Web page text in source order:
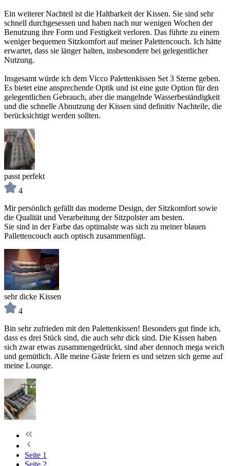
Ein weiterer Nachteil ist die Haltbarkeit der Kissen. Sie sind sehr
schnell durchgesessen und haben nach nur wenigen Wochen der
Benutzung ihre Form und Festigkeit verloren. Das führte zu einem
weniger bequemen Sitzkomfort auf meiner Palettencouch. Ich hätte
erwartet, dass sie länger halten, insbesondere bei gelegentlicher
Nutzung.
Insgesamt würde ich dem Vicco Palettenkissen Set 3 Sterne geben.
Es bietet eine ansprechende Optik und ist eine gute Option für den
gelegentlichen Gebrauch, aber die mangelnde Wasserbeständigkeit
und die schnelle Abnutzung der Kissen sind definitiv Nachteile, die
berücksichtigt werden sollten.
passt perfekt
4
Mir persönlich gefällt das moderne Design, der Sitzkomfort sowie
die Qualität und Verarbeitung der Sitzpolster am besten.
Sie sind in der Farbe das optimalste was sich zu meiner blauen
Pallettencouch auch optisch zusammenfügt.
sehr dicke Kissen
4
Bin sehr zufrieden mit den Palettenkissen! Besonders gut finde ich,
dass es drei Stück sind, die auch sehr dick sind. Die Kissen haben
sich zwar etwas zusammengedrückt, sind aber dennoch mega weich
und gemütlich. Alle meine Gäste feiern es und setzen sich gerne auf
meine Lounge.
Seite 1
Seite 2